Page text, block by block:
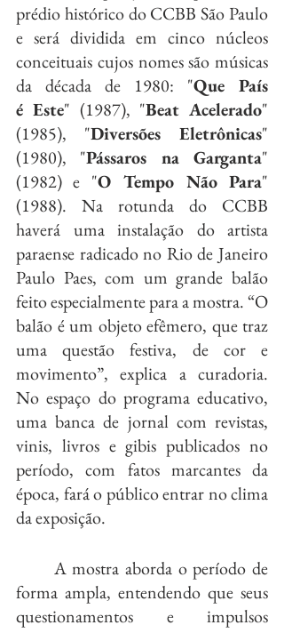
prédio histórico do CCBB São Paulo
e será dividida em cinco núcleos
conceituais cujos nomes são músicas
da década de 1980: "Que País
é Este" (1987), "Beat Acelerado"
(1985), "Diversões Eletrônicas"
(1980), "Pássaros na Garganta"
(1982) e "O Tempo Não Para"
(1988). Na rotunda do CCBB
haverá uma instalação do artista
paraense radicado no Rio de Janeiro
Paulo Paes, com um grande balão
feito especialmente para a mostra. “O
balão é um objeto efêmero, que traz
uma questão festiva, de cor e
movimento”, explica a curadoria.
No espaço do programa educativo,
uma banca de jornal com revistas,
vinis, livros e gibis publicados no
período, com fatos marcantes da
época, fará o público entrar no clima
da exposição.
forma ampla, entendendo que seus
questionamentos e impulsos